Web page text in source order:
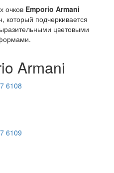
очков Emporio Armani
подчеркивается
цветовыми
Armani
6108
6109